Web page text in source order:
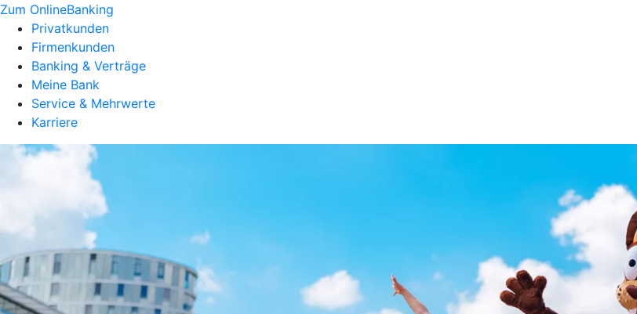
Zum OnlineBanking
Privatkunden
Firmenkunden
Banking & Verträge
Meine Bank
Service & Mehrwerte
Karriere